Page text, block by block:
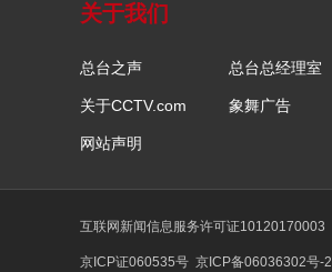
关于我们
总台之声 总台总经理室
关于CCTV.com 象舞广告
网站声明
互联网新闻信息服务许可证10120170003
京ICP证060535号 京ICP备06036302号-2